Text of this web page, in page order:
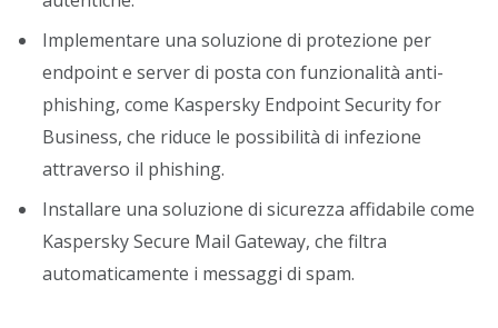
Implementare una soluzione di protezione per
endpoint e server di posta con funzionalità anti-
phishing, come Kaspersky Endpoint Security for
Business, che riduce le possibilità di infezione
attraverso il phishing.
Installare una soluzione di sicurezza affidabile come
Kaspersky Secure Mail Gateway, che filtra
automaticamente i messaggi di spam.